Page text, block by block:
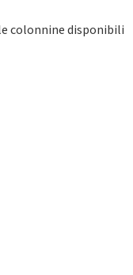
colonnine disponibili